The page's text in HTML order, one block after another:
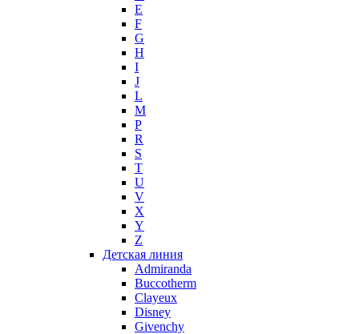
E
F
G
H
I
J
L
M
P
R
S
T
U
V
X
Y
Z
Детская линия
Admiranda
Buccotherm
Clayeux
Disney
Givenchy